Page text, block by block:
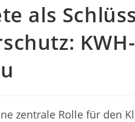
als
zentrale Rolle für den